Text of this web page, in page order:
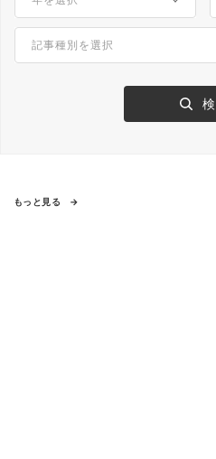
もっと見る